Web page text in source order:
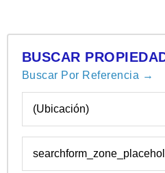
BUSCAR
Buscar Por Referencia →